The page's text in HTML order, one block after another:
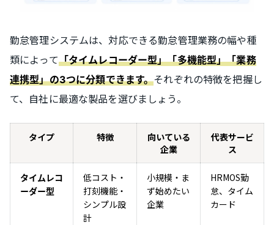
勤怠管理システムは、対応できる勤怠管理業務の幅や種
類によって「タイムレコーダー型」「多機能型」「業務
連携型」の3つに分類できます。それぞれの特徴を把握し
て、自社に最適な製品を選びましょう。
タイプ 特徴
向いている
企業
代表サービ
ス
タイムレコ
ーダー型
低コスト・
打刻機能・
シンプル設
計
小規模・ま
ず始めたい
企業
HRMOS勤
怠、タイム
カード